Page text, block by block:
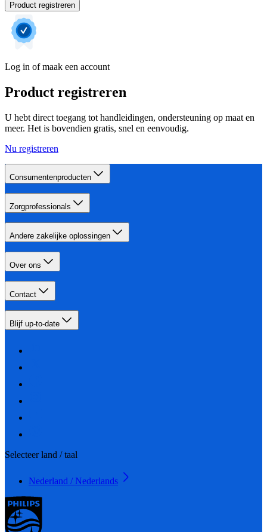
Product registreren
Log in of maak een account
Product registreren
U hebt direct toegang tot handleidingen, ondersteuning op maat en
meer. Het is bovendien gratis, snel en eenvoudig.
Nu registreren
Consumentenproducten
Zorgprofessionals
Andere zakelijke oplossingen
Over ons
Contact
Blijf up-to-date
Selecteer land / taal
Nederland / Nederlands